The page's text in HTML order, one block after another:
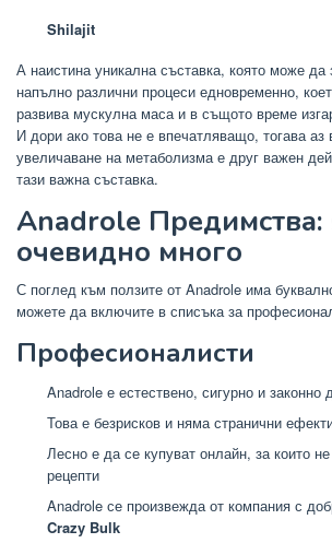
Shilajit
А наистина уникална съставка, която може
напълно различни процеси едновременно,
развива мускулна маса и в същото време
И дори ако това не е впечатляващо, тогава
увеличаване на метаболизма е друг важен
тази важна съставка.
Anadrole Предимства:
очевидно много
С поглед към ползите от Anadrole има
можете да включите в списъка за
Професионалисти
Anadrole е естествено, сигурно и законно
Това е безрисков и няма странични
Лесно е да се купуват онлайн, за които
рецепти
Anadrole се произвежда от компания с
Crazy Bulk